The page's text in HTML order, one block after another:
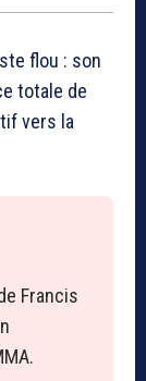
flou : son
totale de
vers la
Francis